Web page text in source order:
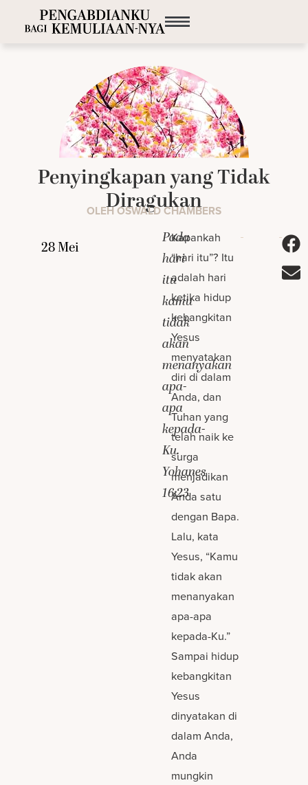
Penyingkapan yang Tidak
Diragukan
OLEH OSWALD CHAMBERS
Pada
hari
itu
kamu
tidak
akan
menanyakan
apa-
apa
kepada-
Ku.
Yohanes
16:23
Kapankah
“hari itu”? Itu
adalah hari
ketika hidup
kebangkitan
Yesus
menyatakan
diri di dalam
Anda, dan
Tuhan yang
telah naik ke
surga
menjadikan
Anda satu
dengan Bapa.
Lalu, kata
Yesus, “Kamu
tidak akan
menanyakan
apa-apa
kepada-Ku.”
Sampai hidup
kebangkitan
Yesus
dinyatakan di
dalam Anda,
Anda
mungkin